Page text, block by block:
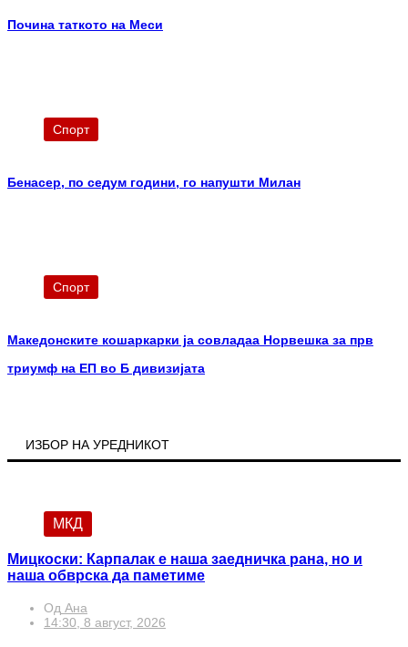
Почина таткото на Меси
Спорт
Бенасер, по седум години, го напушти Милан
Спорт
Македонските кошаркарки ја совладаа Норвешка за прв
триумф на ЕП во Б дивизијата
ИЗБОР НА УРЕДНИКОТ
МКД
Мицкоски: Карпалак е наша заедничка рана, но и
наша обврска да паметиме
Од Ана
14:30, 8 август, 2026